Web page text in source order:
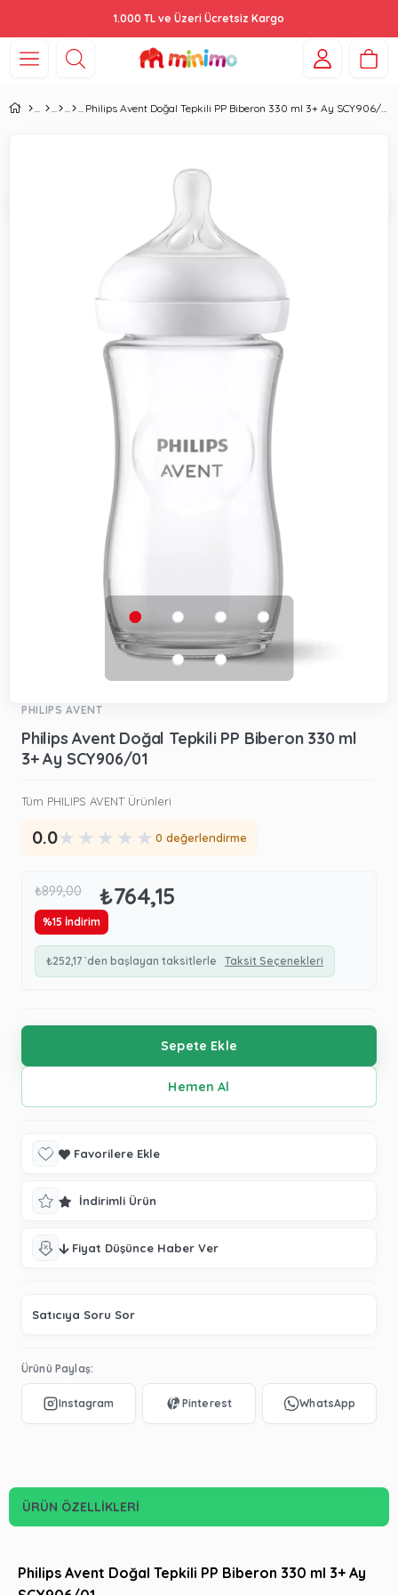
1.000 TL ve Üzeri Ücretsiz Kargo
Philips Avent Doğal Tepkili PP Biberon 330 ml 3+ Ay SCY906/01
PHILIPS AVENT
Philips Avent Doğal Tepkili PP Biberon 330 ml
3+ Ay SCY906/01
Tüm PHILIPS AVENT Ürünleri
0.0★ ★ ★ ★ ★ 0 değerlendirme
₺899,00 ₺764,15
%15 İndirim
₺252,17 `den başlayan taksitlerle Taksit Seçenekleri
Favorilere Ekle
İndirimli Ürün
Fiyat Düşünce Haber Ver
Satıcıya Soru Sor
Ürünü Paylaş:
ÜRÜN ÖZELLIKLERI
Philips Avent Doğal Tepkili PP Biberon 330 ml 3+ Ay